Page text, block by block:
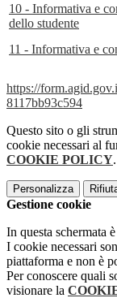
10 - Informativa e
dello studente
11 - Informativa e
https://
8117bb93c594
Questo sito o gli
cookie necessari al
COOKIE POLICY.
Personalizza
Gestione cookie
In questa schermata
I cookie necessari
piattaforma e non è
Per conoscere quali
visionare la